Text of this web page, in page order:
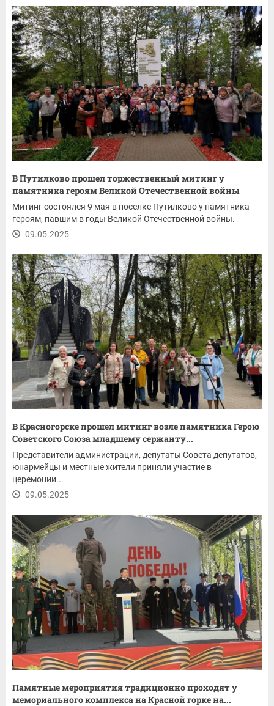
В Путилково прошел торжественный митинг у
памятника героям Великой Отечественной войны
Митинг состоялся 9 мая в поселке Путилково у памятника
героям, павшим в годы Великой Отечественной войны.
09.05.2025
В Красногорске прошел митинг возле памятника Герою
Советского Союза младшему сержанту...
Представители администрации, депутаты Совета депутатов,
юнармейцы и местные жители приняли участие в
церемонии...
09.05.2025
Памятные мероприятия традиционно проходят у
мемориального комплекса на Красной горке на...